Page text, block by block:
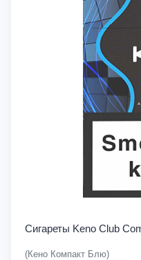
Сигареты Keno Club
(Кено Компакт Блю)